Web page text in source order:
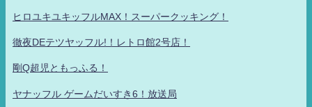
ヒロユキユキッフルMAX！スーパークッキング！
徹夜DEテツヤッフル!！レトロ館2号店！
剛Q超児ともっふる！
ヤナッフル ゲームだいすき6！放送局